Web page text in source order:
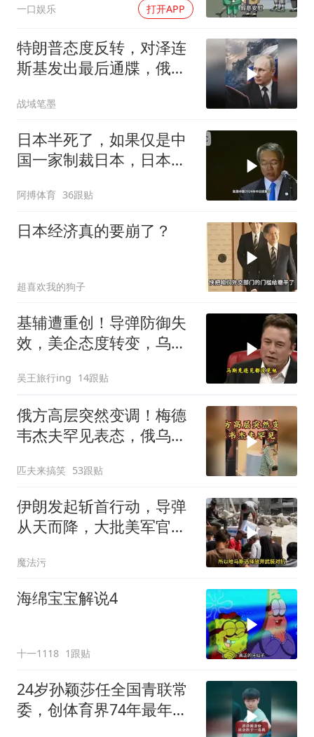
一口娱乐 打开APP
特朗普态度反转，对泽连
斯基发出最后通牒，俄乌
战域笔墨
日本半死了，如果仅是中
国一家制裁日本，日本可
阿搏体育 36跟贴
日本经济真的要崩了？
超喜欢我的狗子
基辅遭重创！导弹防御失
效，美企态度转变，乌处
吴王旅行ing 14跟贴
俄方高层突然变调！梅德
韦杰夫罕见表态，俄乌战
匹夫来搞笑 53跟贴
伊朗发起斩首行动，导弹
从天而降，大批美军官被
魔法污
海绵宝宝解说4
十一1118 1跟贴
24岁孙颖莎任全国青联常
委，创体育界74年最年轻